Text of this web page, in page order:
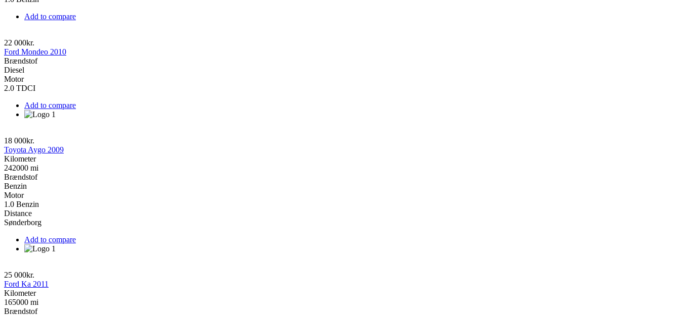
Add to compare
22 000kr.
Ford Mondeo 2010
Brændstof
Diesel
Motor
2.0 TDCI
Add to compare
18 000kr.
Toyota Aygo 2009
Kilometer
242000 mi
Brændstof
Benzin
Motor
1.0 Benzin
Distance
Sønderborg
Add to compare
25 000kr.
Ford Ka 2011
Kilometer
165000 mi
Brændstof